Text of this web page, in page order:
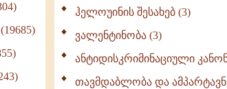
ჰელოუინის შესახებ (3)
ვალენტინობა (3)
ანტიდისკრიმინაციული
თავმდაბლობა და